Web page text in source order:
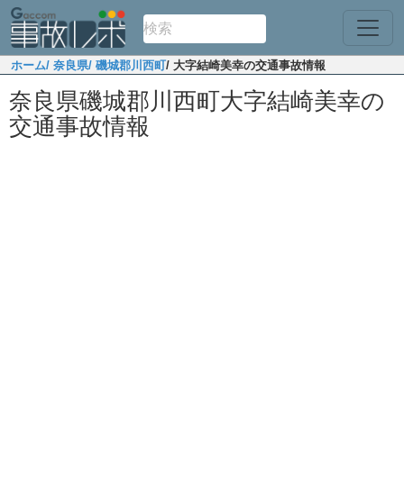
ホーム/ 奈良県/ 磯城郡川西町/ 大字結崎美幸の交通事故情報
奈良県磯城郡川西町大字結崎美幸の
交通事故情報